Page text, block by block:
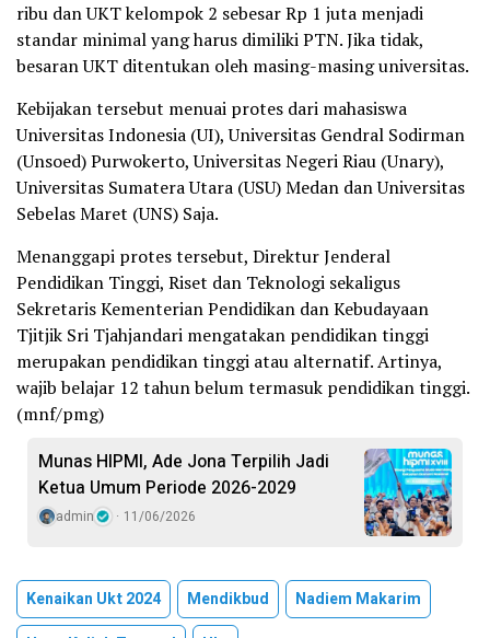
ribu dan UKT kelompok 2 sebesar Rp 1 juta menjadi
standar minimal yang harus dimiliki PTN. Jika tidak,
besaran UKT ditentukan oleh masing-masing universitas.
Kebijakan tersebut menuai protes dari mahasiswa
Universitas Indonesia (UI), Universitas Gendral Sodirman
(Unsoed) Purwokerto, Universitas Negeri Riau (Unary),
Universitas Sumatera Utara (USU) Medan dan Universitas
Sebelas Maret (UNS) Saja.
Menanggapi protes tersebut, Direktur Jenderal
Pendidikan Tinggi, Riset dan Teknologi sekaligus
Sekretaris Kementerian Pendidikan dan Kebudayaan
Tjitjik Sri Tjahjandari mengatakan pendidikan tinggi
merupakan pendidikan tinggi atau alternatif. Artinya,
wajib belajar 12 tahun belum termasuk pendidikan tinggi.
(mnf/pmg)
Munas HIPMI, Ade Jona Terpilih Jadi
Ketua Umum Periode 2026-2029
admin 11/06/2026
Kenaikan Ukt 2024 Mendikbud
Nadiem Makarim